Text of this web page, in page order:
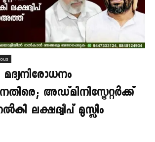
മദ്യനിരോധനം
അഡ്മിനിസ്ട്രേറ്റർക്ക്
ലക്ഷദ്വീപ് മുസ്ലിം